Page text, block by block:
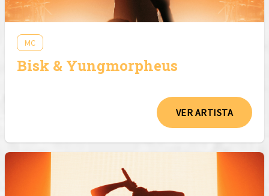
MC
Bisk & Yungmorpheus
VER ARTISTA